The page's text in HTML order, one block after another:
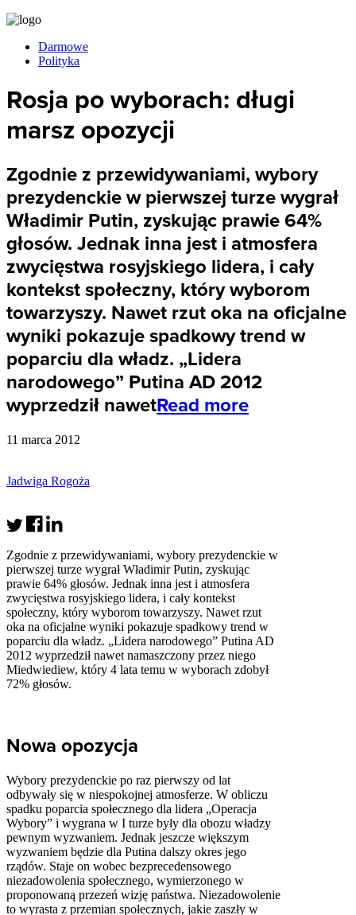
Darmowe
Polityka
Rosja po wyborach: długi
marsz opozycji
Zgodnie z przewidywaniami, wybory
prezydenckie w pierwszej turze wygrał
Władimir Putin, zyskując prawie 64%
głosów. Jednak inna jest i atmosfera
zwycięstwa rosyjskiego lidera, i cały
kontekst społeczny, który wyborom
towarzyszy. Nawet rzut oka na oficjalne
wyniki pokazuje spadkowy trend w
poparciu dla władz. „Lidera
narodowego” Putina AD 2012
wyprzedził nawetRead more
11 marca 2012
Jadwiga Rogoża
Zgodnie z przewidywaniami, wybory prezydenckie w
pierwszej turze wygrał Władimir Putin, zyskując
prawie 64% głosów. Jednak inna jest i atmosfera
zwycięstwa rosyjskiego lidera, i cały kontekst
społeczny, który wyborom towarzyszy. Nawet rzut
oka na oficjalne wyniki pokazuje spadkowy trend w
poparciu dla władz. „Lidera narodowego” Putina AD
2012 wyprzedził nawet namaszczony przez niego
Miedwiediew, który 4 lata temu w wyborach zdobył
72% głosów.
Nowa opozycja
Wybory prezydenckie po raz pierwszy od lat
odbywały się w niespokojnej atmosferze. W obliczu
spadku poparcia społecznego dla lidera „Operacja
Wybory” i wygrana w I turze były dla obozu władzy
pewnym wyzwaniem. Jednak jeszcze większym
wyzwaniem będzie dla Putina dalszy okres jego
rządów. Staje on wobec bezprecedensowego
niezadowolenia społecznego, wymierzonego w
proponowaną przezeń wizję państwa. Niezadowolenie
to wyrasta z przemian społecznych, jakie zaszły w